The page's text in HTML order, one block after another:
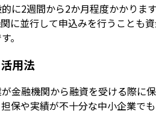
に2週間から2か月程度かかりま
に並行して申込みを行うことも
。
用法
金融機関から融資を受ける際に
保や実績が不十分な中小企業で